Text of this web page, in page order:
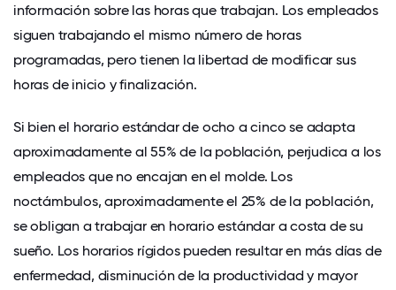
información sobre las horas que trabajan. Los empleados
siguen trabajando el mismo número de horas
programadas, pero tienen la libertad de modificar sus
horas de inicio y finalización.
Si bien el horario estándar de ocho a cinco se adapta
aproximadamente al 55% de la población, perjudica a los
empleados que no encajan en el molde. Los
noctámbulos, aproximadamente el 25% de la población,
se obligan a trabajar en horario estándar a costa de su
sueño. Los horarios rígidos pueden resultar en más días de
enfermedad, disminución de la productividad y mayor